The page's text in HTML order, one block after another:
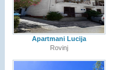
Apartmani Lucija
Rovinj